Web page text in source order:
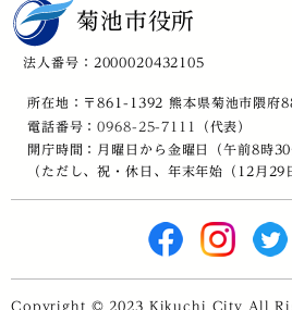
菊池市役所
法人番号：2000020432105
所在地：〒861-1392 熊本県菊池市隈府
電話番号：0968-25-7111
（代表）
開庁時間：月曜日から金曜日（午前8時
（ただし、祝・休日、年末年始（12月29
Copyright © 2023 Kikuchi City All